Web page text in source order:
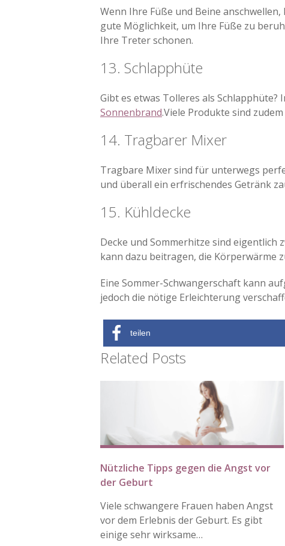
Wenn Ihre Füße und Beine
gute Möglichkeit, um Ihre Füße zu
Ihre Treter schonen.
13. Schlapphüte
Gibt es etwas Tolleres als
Sonnenbrand.Viele Produkte sind
14. Tragbarer Mixer
Tragbare Mixer sind für unterwegs
und überall ein erfrischendes Getränk
15. Kühldecke
Decke und Sommerhitze sind eigentlich
kann dazu beitragen, die Körperwärme
Eine Sommer-Schwangerschaft kann
jedoch die nötige Erleichterung
teilen
Related Posts
Nützliche Tipps gegen die Angst vor
der Geburt
Viele schwangere Frauen haben Angst
vor dem Erlebnis der Geburt. Es gibt
einige sehr wirksame…